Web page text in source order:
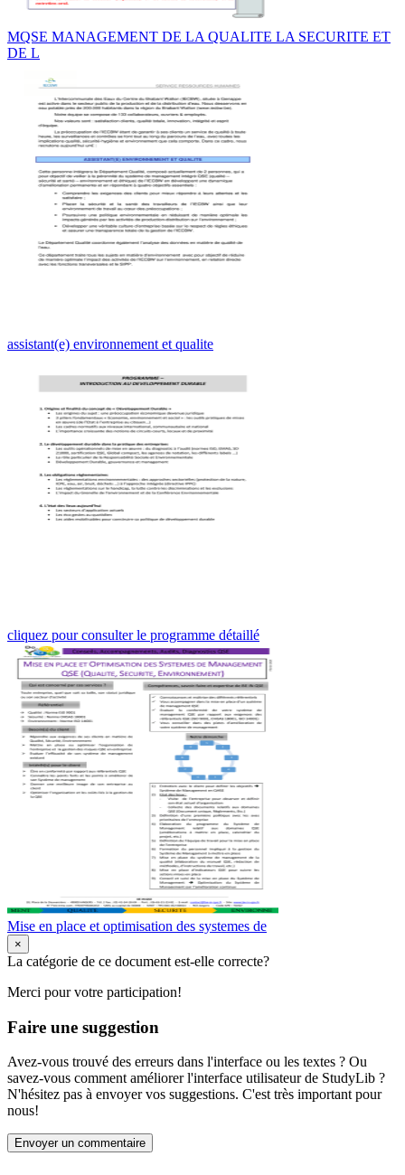
MQSE MANAGEMENT DE LA QUALITE LA SECURITE ET
DE L
assistant(e) environnement et qualite
cliquez pour consulter le programme détaillé
Mise en place et optimisation des systemes de
×
La catégorie de ce document est-elle correcte?
Merci pour votre participation!
Faire une suggestion
Avez-vous trouvé des erreurs dans l'interface ou les textes ? Ou
savez-vous comment améliorer l'interface utilisateur de StudyLib ?
N'hésitez pas à envoyer vos suggestions. C'est très important pour
nous!
Envoyer un commentaire